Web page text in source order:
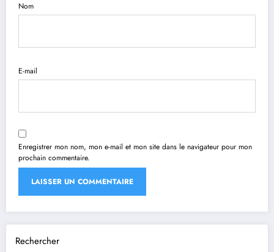
Nom
E-mail
Enregistrer mon nom, mon e-mail et mon site dans le navigateur pour mon
prochain commentaire.
Rechercher